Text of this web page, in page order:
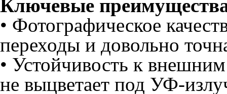
Ключевые
• Фотографическое
переходы и довольно
• Устойчивость к
не выцветает под УФ-